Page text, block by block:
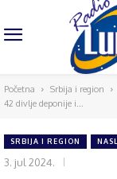
Početna Srbija i region
42 divlje deponije i...
SRBIJA I REGION
3. jul 2024.